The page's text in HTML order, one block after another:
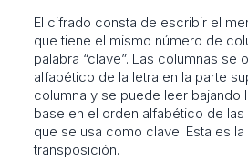
El cifrado consta de escribir el
que tiene el mismo número de
palabra “clave”. Las columnas se
alfabético de la letra en la parte
columna y se puede leer bajando
base en el orden alfabético de las
que se usa como clave. Esta es la
transposición.